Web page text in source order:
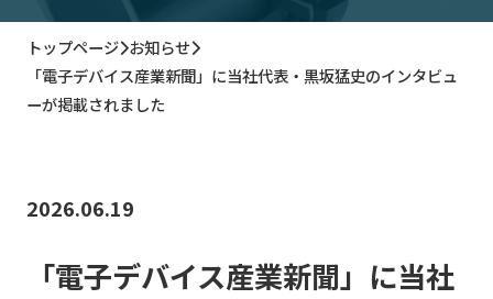
トップページ お知らせ
「電子デバイス産業新聞」に当社代表・黒坂猛史のインタビュ
ーが掲載されました
2026.06.19
「電子デバイス産業新聞」に当社